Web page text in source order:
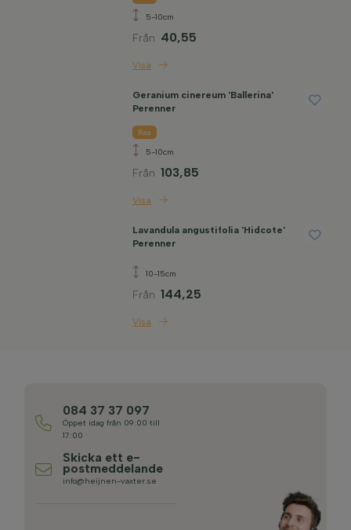
5-10cm
Från 40,55
Visa
Geranium cinereum 'Ballerina'
Perenner
Rea
5-10cm
Från 103,85
Visa
Lavandula angustifolia 'Hidcote'
Perenner
10-15cm
Från 144,25
Visa
084 37 37 097
Öppet idag från 09:00 till
17:00
Skicka ett e-
postmeddelande
info@heijnen-vaxter.se